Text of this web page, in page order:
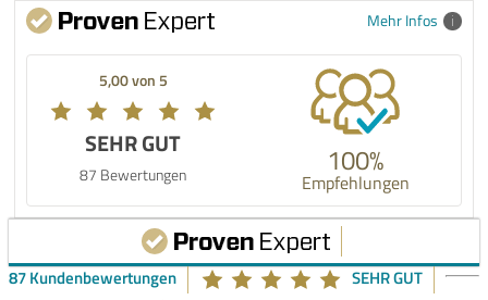
Mehr Infos
5,00 von 5
SEHR GUT
87 Bewertungen 100%
Empfehlungen
87 Kundenbewertungen
SEHR GUT